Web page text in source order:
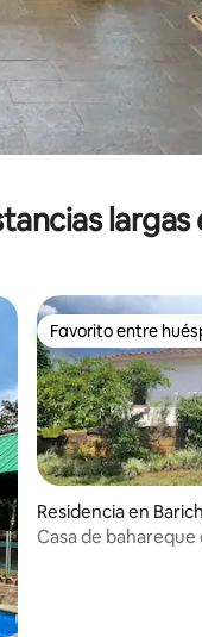
largas
Favorito entre
Favorito entre
Residencia en